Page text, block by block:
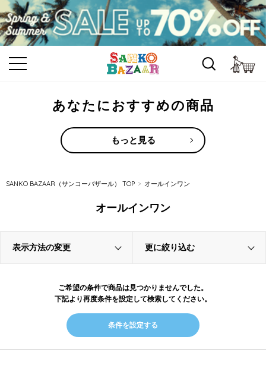
あなたにおすすめの商品
もっと見る
SANKO BAZAAR（サンコーバザール） TOP オールインワン
オールインワン
表示方法の変更 更に絞り込む
ご希望の条件で商品は見つかりませんでした。
下記より再度条件を設定して検索してください。
条件を設定する